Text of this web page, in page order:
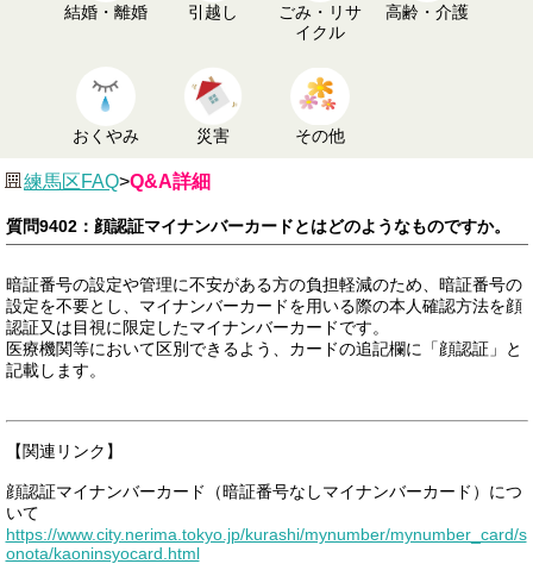
結婚・離婚 引越し
ごみ・リサ
イクル
高齢・介護
おくやみ 災害 その他
練馬区FAQ>Q&A詳細
質問9402：顔認証マイナンバーカードとはどのようなものですか。
暗証番号の設定や管理に不安がある方の負担軽減のため、暗証番号の
設定を不要とし、マイナンバーカードを用いる際の本人確認方法を顔
認証又は目視に限定したマイナンバーカードです。
医療機関等において区別できるよう、カードの追記欄に「顔認証」と
記載します。
【関連リンク】
顔認証マイナンバーカード（暗証番号なしマイナンバーカード）につ
いて
https://www.city.nerima.tokyo.jp/kurashi/mynumber/mynumber_card/s
onota/kaoninsyocard.html